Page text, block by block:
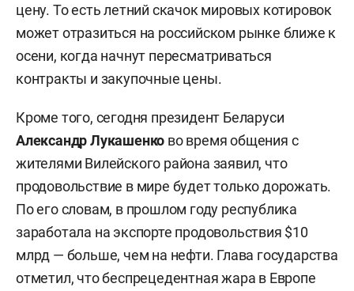
цену. То есть летний скачок мировых котировок
может отразиться на российском рынке ближе к
осени, когда начнут пересматриваться
контракты и закупочные цены.
Кроме того, сегодня президент Беларуси
Александр Лукашенко во время общения с
жителями Вилейского района заявил, что
продовольствие в мире будет только дорожать.
По его словам, в прошлом году республика
заработала на экспорте продовольствия $10
млрд — больше, чем на нефти. Глава государства
отметил, что беспрецедентная жара в Европе